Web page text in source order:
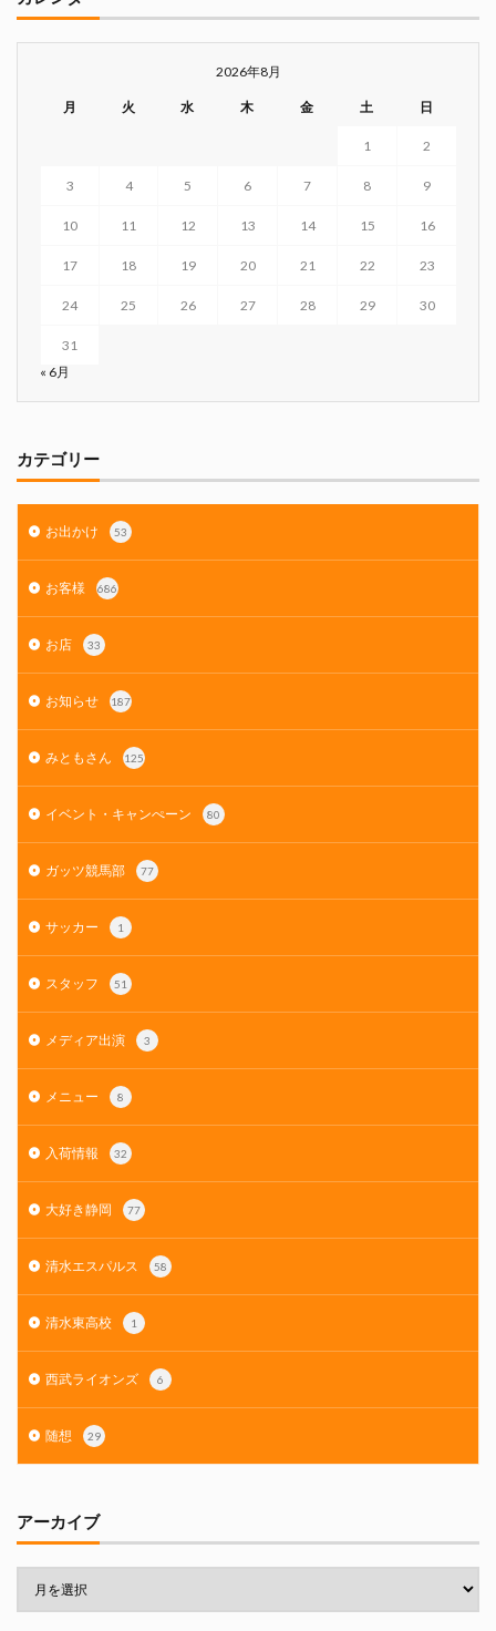
2026年8月
月 火 水 木 金 土 日
1 2
3 4 5 6 7 8 9
10 11 12 13 14 15 16
17 18 19 20 21 22 23
24 25 26 27 28 29 30
31
« 6月
カテゴリー
お出かけ 53
お客様 686
お店 33
お知らせ 187
みともさん 125
イベント・キャンぺーン 80
ガッツ競馬部 77
サッカー 1
スタッフ 51
メディア出演 3
メニュー 8
入荷情報 32
大好き静岡 77
清水エスパルス 58
清水東高校 1
西武ライオンズ 6
随想 29
アーカイブ